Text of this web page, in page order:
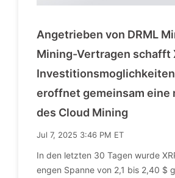
Angetrieben von DRML
Mining-Vertragen schafft
eroffnet gemeinsam eine
des Cloud Mining
Jul 7, 2025 3:46 PM ET
In den letzten 30 Tagen wurde
engen Spanne von 2,1 bis 2,40 $